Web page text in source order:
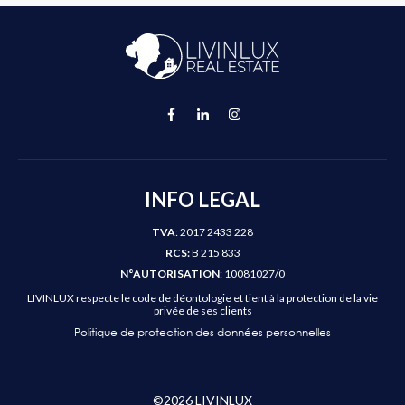
INFO LEGAL
TVA: 2017 2433 228
RCS:B 215 833
N°AUTORISATION: 10081027/0
LIVINLUX respecte le code de déontologie et tient à la protection de la vie
privée de ses clients
Politique de protection des données personnelles
©2026LIVINLUX